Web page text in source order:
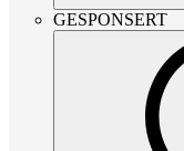
GESPONSERT